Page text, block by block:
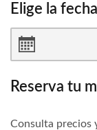
Elige la
Reserva tu
Consulta precios